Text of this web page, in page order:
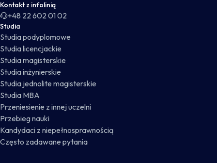
Kontakt z infolinią
+48 22 602 01 02
Studia
Studia podyplomowe
Studia licencjackie
Studia magisterskie
Studia inżynierskie
Studia jednolite magisterskie
Studia MBA
Przeniesienie z innej uczelni
Przebieg nauki
Kandydaci z niepełnosprawnością
Często zadawane pytania